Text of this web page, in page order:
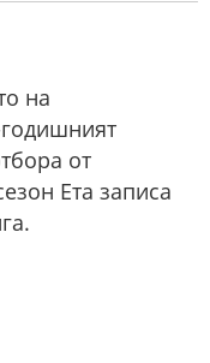
на
от
Ета записа